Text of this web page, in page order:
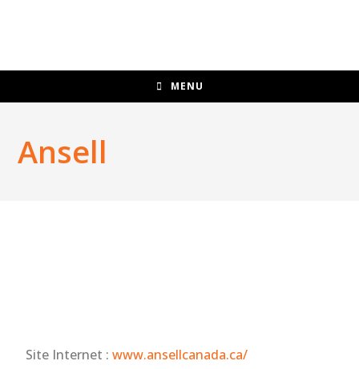
MENU
Ansell
Site Internet :www.ansellcanada.ca/